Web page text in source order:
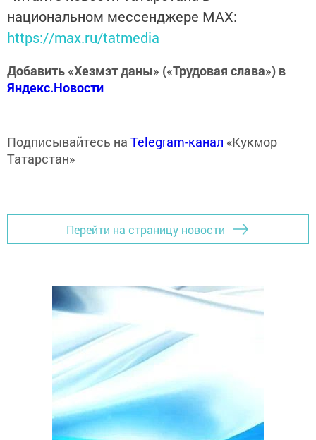
национальном мессенджере MАХ:
https://max.ru/tatmedia
Добавить «Хезмэт даны» («Трудовая слава») в
Яндекс.Новости
Подписывайтесь на Telegram-канал «Кукмор
Татарстан»
Перейти на страницу новости